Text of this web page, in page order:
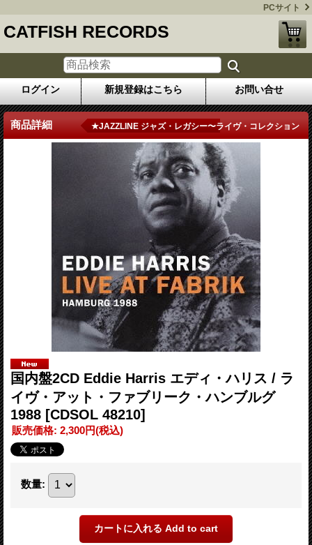
PCサイト
CATFISH RECORDS
ログイン 新規登録はこちら お問い合せ
商品詳細 ★JAZZLINE ジャズ・レガシー〜ライヴ・コレクション
国内盤2CD Eddie Harris エディ・ハリス / ラ
イヴ・アット・ファブリーク・ハンブルグ
1988 [CDSOL 48210]
販売価格: 2,300円(税込)
数量: